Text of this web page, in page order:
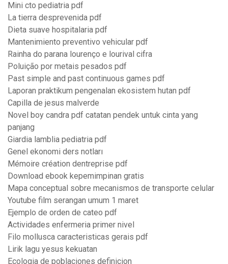
Mini cto pediatria pdf
La tierra desprevenida pdf
Dieta suave hospitalaria pdf
Mantenimiento preventivo vehicular pdf
Rainha do parana lourenço e lourival cifra
Poluição por metais pesados pdf
Past simple and past continuous games pdf
Laporan praktikum pengenalan ekosistem hutan pdf
Capilla de jesus malverde
Novel boy candra pdf catatan pendek untuk cinta yang
panjang
Giardia lamblia pediatria pdf
Genel ekonomi ders notları
Mémoire création dentreprise pdf
Download ebook kepemimpinan gratis
Mapa conceptual sobre mecanismos de transporte celular
Youtube film serangan umum 1 maret
Ejemplo de orden de cateo pdf
Actividades enfermeria primer nivel
Filo mollusca caracteristicas gerais pdf
Lirik lagu yesus kekuatan
Ecologia de poblaciones definicion